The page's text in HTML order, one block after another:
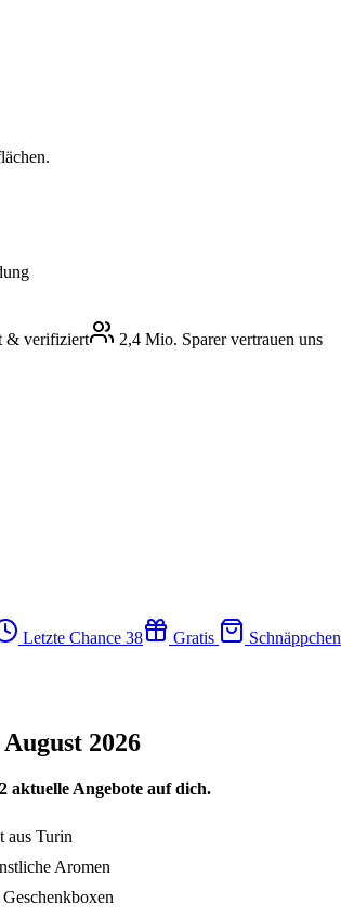
& verifiziert
2,4 Mio. Sparer vertrauen uns
Letzte Chance 38 Gratis
Schnäppchen
2026
aktuelle Angebote auf dich.
aus Turin
Aromen